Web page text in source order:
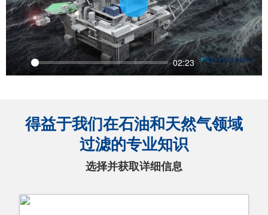
Play
02:23
Settings
PIP
Play
得益于我们在石油和天然气领域
过滤的专业知识
选择并获取详细信息